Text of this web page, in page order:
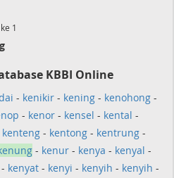
1
KBBI Online
- kenikir - kening - kenohong -
- kenor - kensel - kental -
kenteng - kentong - kentrung -
- kenur - kenya - kenyal -
- kenyat - kenyi - kenyih - kenyih -